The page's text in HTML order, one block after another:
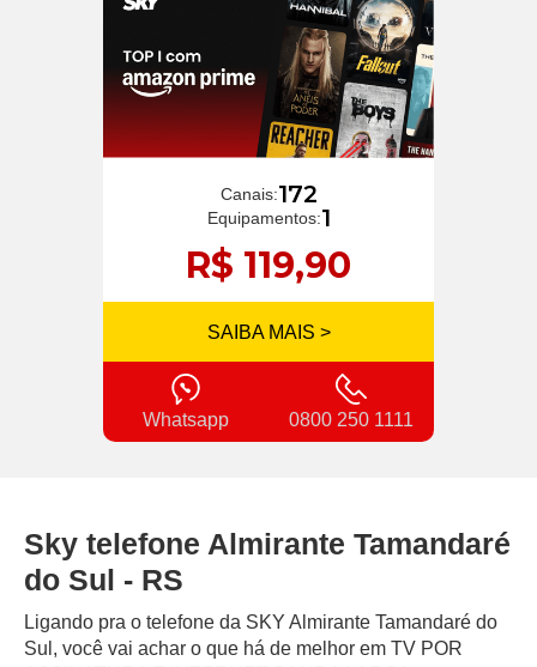
Canais:172
Equipamentos:1
R$ 119,90
SAIBA MAIS >
Whatsapp 0800 250 1111
Sky telefone Almirante Tamandaré
do Sul - RS
Ligando pra o telefone da SKY Almirante Tamandaré do
Sul, você vai achar o que há de melhor em TV POR